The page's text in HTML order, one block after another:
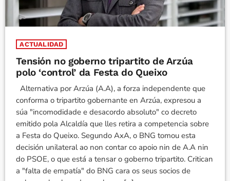
ACTUALIDAD
Tensión no goberno tripartito de Arzúa
polo ‘control’ da Festa do Queixo
Alternativa por Arzúa (A.A), a forza independente que
conforma o tripartito gobernante en Arzúa, expresou a
súa "incomodidade e desacordo absoluto" co decreto
emitido pola Alcaldía que lles retira a competencia sobre
a Festa do Queixo. Segundo AxA, o BNG tomou esta
decisión unilateral ao non contar co apoio nin de A.A nin
do PSOE, o que está a tensar o goberno tripartito. Critican
a "falta de empatía" do BNG cara os seus socios de